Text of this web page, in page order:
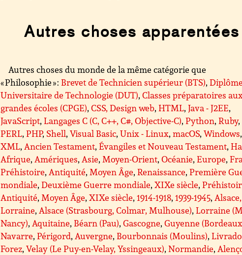
Autres choses apparentées
Autres choses du monde de la même catégorie que
« Philosophie » : Brevet de Technicien supérieur (BTS),Diplôme
Universitaire de Technologie (DUT),Classes préparatoires aux
grandes écoles (CPGE),CSS, Design web,HTML,Java - J2EE,
JavaScript,Langages C (C, C++, C#, Objective-C),Python,Ruby,
PERL,PHP, Shell,Visual Basic,Unix - Linux,macOS,Windows,
XML, Ancien Testament,Évangiles et Nouveau Testament,
Afrique, Amériques, Asie, Moyen-Orient,Océanie,Europe,
Préhistoire, Antiquité, Moyen Âge,Renaissance,Première
mondiale,Deuxième Guerre mondiale,XIXe siècle,
Antiquité, Moyen Âge,XIXe siècle,1914-1918,1939-1945, Alsace,
Lorraine, Alsace (Strasbourg, Colmar, Mulhouse),Lorraine
Nancy), Aquitaine, Béarn (Pau),Gascogne,Guyenne
Navarre,Périgord, Auvergne, Bourbonnais (Moulins),
Forez,Velay (Le Puy-en-Velay, Yssingeaux),Normandie,